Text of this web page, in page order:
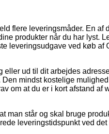
flere leveringsmåder. En af
produkter når du har lyst.
leveringsudgave ved køb af
ud til dit arbejdes
mindst kostelige
om at du er i kort afstand af
står og skal bruge
leveringstidspunkt ved